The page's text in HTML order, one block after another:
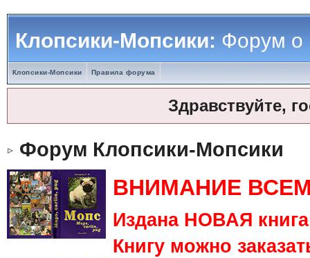
Клопсики-Мопсики:Форум о
Клопсики-Мопсики Правила форума
Здравствуйте,
Форум Клопсики-Мопсики
ВНИМАНИЕ
Издана НОВАЯ
Книгу можно